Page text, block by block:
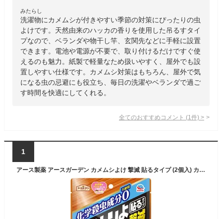
みたらし
洗濯物にカメムシが付きやすい季節の対策にぴったりの虫
よけです。天然由来のハッカの香りを使用した吊るすタイ
プなので、ベランダや物干し竿、玄関先などに手軽に設置
できます。電池や電源が不要で、取り付けるだけですぐ使
えるのも魅力。紙製で軽量なため扱いやすく、屋外でも設
置しやすい仕様です。カメムシ対策はもちろん、屋外で気
になる虫の忌避にも役立ち、毎日の洗濯やベランダで過ご
す時間を快適にしてくれる。
全てのおすすめコメント (1 件) >
1
アース製薬 アースガーデン カメムシよけ 撃滅 貼るタイプ (2個入) カメムシ 対策 忌避剤 貼るだけ ベランダ 園芸用品